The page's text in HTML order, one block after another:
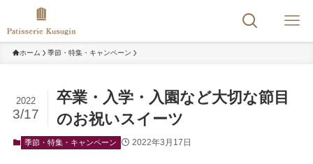
ホーム 季節・特集・キャンペーン
卒業・入学・入園など大切な節目
のお祝いスイーツ
2022
3/17
季節・特集・キャンペーン 2022年3月17日